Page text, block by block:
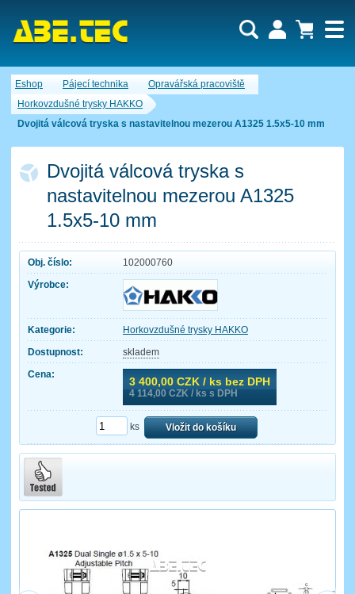
Eshop Pájecí technika
Opravářská pracoviště
Horkovzdušné trysky HAKKO
Dvojitá válcová tryska s nastavitelnou mezerou A1325 1.5x5-10 mm
Dvojitá válcová tryska s
nastavitelnou mezerou A1325
1.5x5-10 mm
Obj. číslo:
102000760
Výrobce:
Kategorie:
Horkovzdušné trysky HAKKO
Dostupnost:
skladem
Cena:
3 400,00 CZK / ks bez DPH
4 114,00 CZK / ks s DPH
ks Vložit do košíku
Nákupní košík je momentálně prázdný.
Počet produktů:0
Cena celkem:
Uživatel:
Heslo:
Zapomenuté heslo Nová registrace